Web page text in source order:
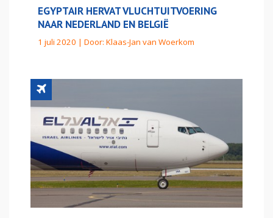
EGYPTAIR HERVAT VLUCHTUITVOERING
NAAR NEDERLAND EN BELGIË
1 juli 2020 | Door: Klaas-Jan van Woerkom